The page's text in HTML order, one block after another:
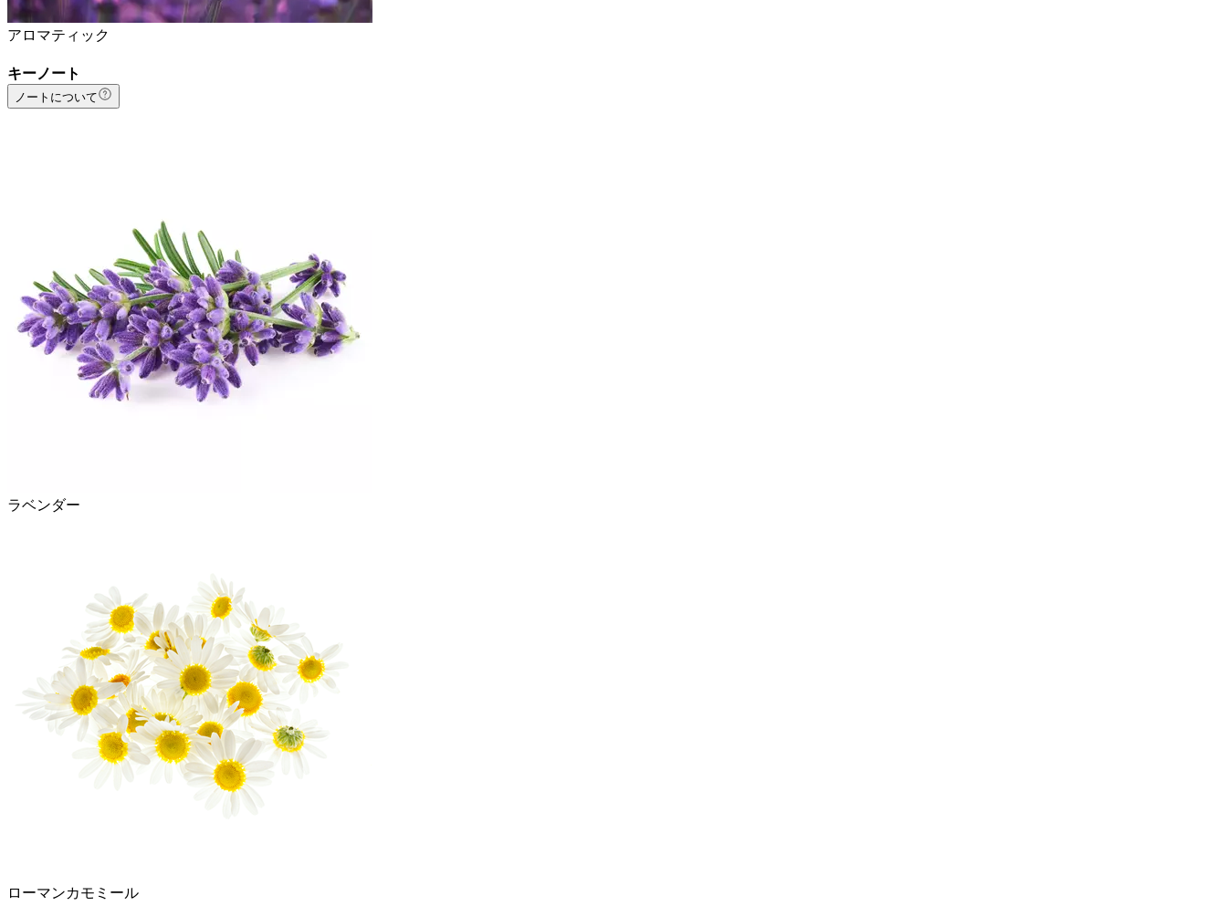
アロマティック
キーノート
ノートについて
ラベンダー
ローマンカモミール